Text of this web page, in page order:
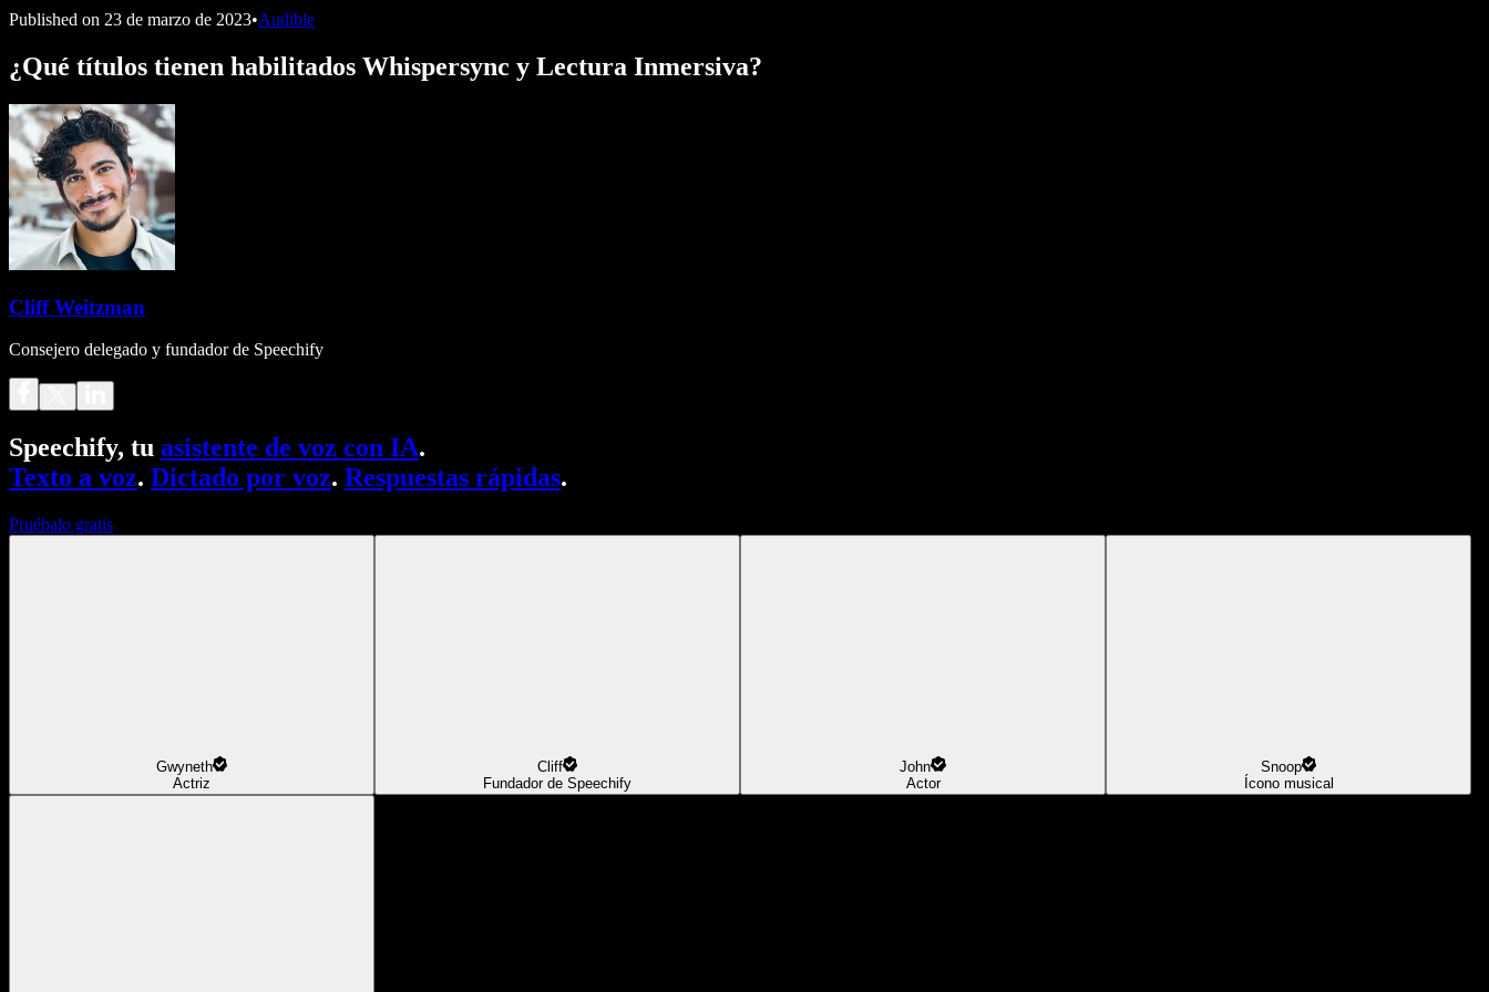
Published on 23 de marzo de 2023•Audible
¿Qué títulos tienen habilitados Whispersync y Lectura Inmersiva?
Cliff Weitzman
Consejero delegado y fundador de Speechify
Speechify, tu asistente de voz con IA.
Texto a voz. Dictado por voz. Respuestas rápidas.
Pruébalo gratis
Gwyneth
Actriz
Cliff
Fundador de Speechify
John
Actor
Snoop
Ícono musical